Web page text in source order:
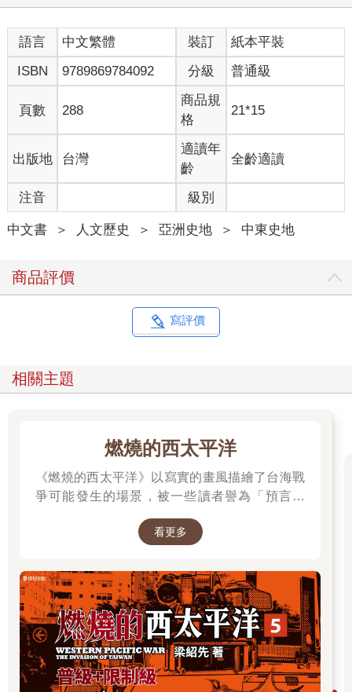
語言 中文繁體 裝訂
紙本平裝
ISBN
9789869784092 分級 普通級
頁數 288
商品規
格
21*15
出版地 台灣
適讀年
齡
全齡適讀
注音 級別
中文書 ＞ 人文歷史 ＞ 亞洲史地 ＞ 中東史地
商品評價
寫評價
相關主題
燃燒的西太平洋
《燃燒的西太平洋》以寫實的畫風描繪了台海戰
爭可能發生的場景，被一些讀者譽為「預言之
品在CCC連載中。第五集為最新級數，買就抽作
看更多